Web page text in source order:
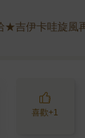
★吉伊卡哇旋風
喜歡+1